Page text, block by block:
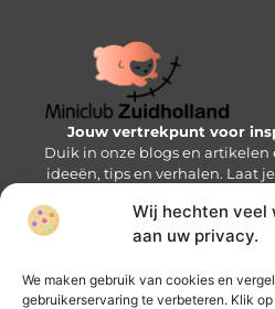
Wij hechten veel
aan uw privacy.
We maken gebruik van cookies en
gebruikerservaring te verbeteren. Klik
Jouw vertrekpunt voor
Duik in onze blogs en artikelen
ideeën, tips en verhalen. Laat
Bericht categorie